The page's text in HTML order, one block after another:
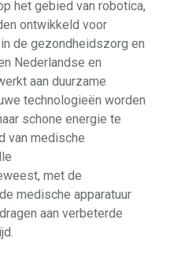
het gebied van robotica,
ontwikkeld voor
de gezondheidszorg en
Nederlandse en
aan duurzame
technologieën worden
schone energie te
van medische
met de
medische apparatuur
aan verbeterde